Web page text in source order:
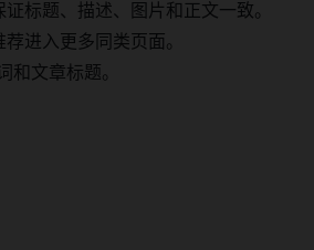
标题、描述、图片和正文一致。
进入更多同类页面。
和文章标题。